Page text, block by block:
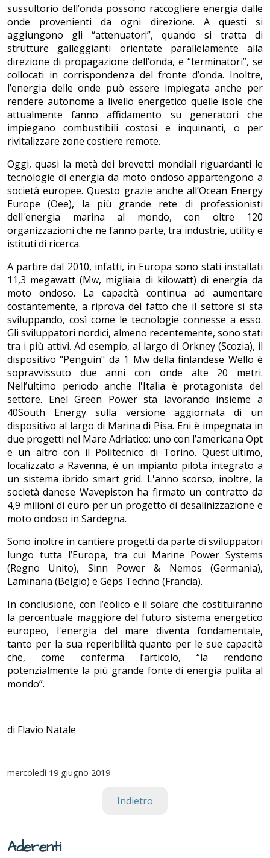
sussultorio dell’onda possono raccogliere energia dalle
onde provenienti da ogni direzione. A questi si
aggiungono gli “attenuatori”, quando si tratta di
strutture galleggianti orientate parallelamente alla
direzione di propagazione dell’onda, e “terminatori”, se
collocati in corrispondenza del fronte d’onda. Inoltre,
l’energia delle onde può essere impiegata anche per
rendere autonome a livello energetico quelle isole che
attualmente fanno affidamento su generatori che
impiegano combustibili costosi e inquinanti, o per
rivitalizzare zone costiere remote.
Oggi, quasi la metà dei brevetti mondiali riguardanti le
tecnologie di energia da moto ondoso appartengono a
società europee. Questo grazie anche all’Ocean Energy
Europe (Oee), la più grande rete di professionisti
dell'energia marina al mondo, con oltre 120
organizzazioni che ne fanno parte, tra industrie, utility e
istituti di ricerca.
A partire dal 2010, infatti, in Europa sono stati installati
11,3 megawatt (Mw, migliaia di kilowatt) di energia da
moto ondoso. La capacità continua ad aumentare
costantemente, a riprova del fatto che il settore si sta
sviluppando, così come le tecnologie connesse a esso.
Gli sviluppatori nordici, almeno recentemente, sono stati
tra i più attivi. Ad esempio, al largo di Orkney (Scozia), il
dispositivo "Penguin" da 1 Mw della finlandese Wello è
sopravvissuto due anni con onde alte 20 metri.
Nell’ultimo periodo anche l'Italia è protagonista del
settore. Enel Green Power sta lavorando insieme a
40South Energy sulla versione aggiornata di un
dispositivo al largo di Marina di Pisa. Eni è impegnata in
due progetti nel Mare Adriatico: uno con l’americana Opt
e un altro con il Politecnico di Torino. Quest'ultimo,
localizzato a Ravenna, è un impianto pilota integrato a
un sistema ibrido smart grid. L'anno scorso, inoltre, la
società danese Wavepiston ha firmato un contratto da
4,9 milioni di euro per un progetto di desalinizzazione e
moto ondoso in Sardegna.
Sono inoltre in cantiere progetti da parte di sviluppatori
lungo tutta l’Europa, tra cui Marine Power Systems
(Regno Unito), Sinn Power & Nemos (Germania),
Laminaria (Belgio) e Geps Techno (Francia).
In conclusione, con l’eolico e il solare che costituiranno
la percentuale maggiore del futuro sistema energetico
europeo, l'energia del mare diventa fondamentale,
tanto per la sua reperibilità quanto per le sue capacità
che, come conferma l’articolo, “la rendono
potenzialmente la più grande fonte di energia pulita al
mondo”.
di Flavio Natale
mercoledì 19 giugno 2019
Indietro
Aderenti